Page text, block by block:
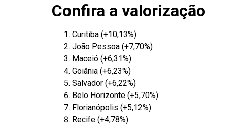
Confira a valorização
Curitiba (+10,13%)
João Pessoa (+7,70%)
Maceió (+6,31%)
Goiânia (+6,23%)
Salvador (+6,22%)
Belo Horizonte (+5,70%)
Florianópolis (+5,12%)
Recife (+4,78%)